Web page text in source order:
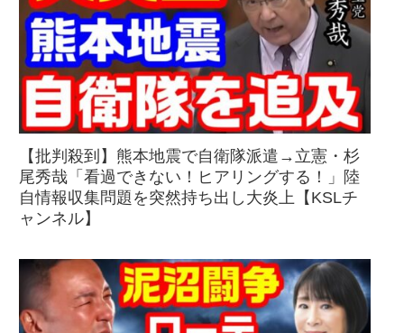
【批判殺到】熊本地震で自衛隊派遣→立憲・杉
尾秀哉「看過できない！ヒアリングする！」陸
自情報収集問題を突然持ち出し大炎上【KSLチ
ャンネル】